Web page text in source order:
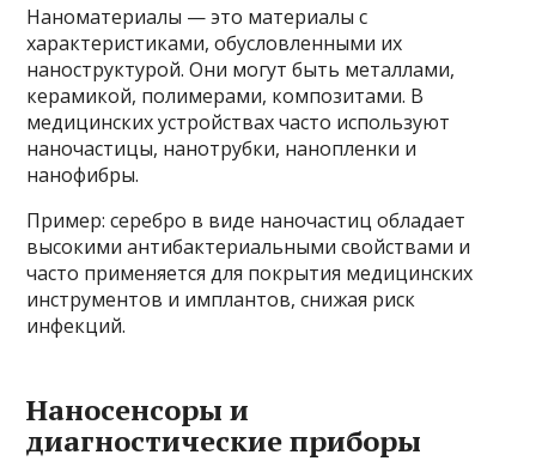
Наноматериалы — это материалы с
характеристиками, обусловленными их
наноструктурой. Они могут быть металлами,
керамикой, полимерами, композитами. В
медицинских устройствах часто используют
наночастицы, нанотрубки, нанопленки и
нанофибры.
Пример: серебро в виде наночастиц обладает
высокими антибактериальными свойствами и
часто применяется для покрытия медицинских
инструментов и имплантов, снижая риск
инфекций.
Наносенсоры и
диагностические приборы